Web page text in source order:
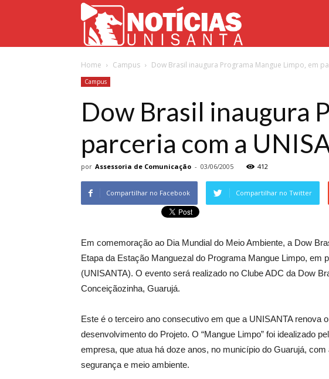
Unisanta
Home Campus Dow Brasil inaugura Programa Mangue Limpo, em
Campus
Dow Brasil inaugura
parceria com a
por Assessoria de Comunicação - 03/06/2005 412
Compartilhar no Facebook Compartilhar no Twitter
Em comemoração ao Dia Mundial do Meio Ambiente, a Dow
Etapa da Estação Manguezal do Programa Mangue Limpo, em
(UNISANTA). O evento será realizado no Clube ADC da Dow
Conceiçãozinha, Guarujá.
Este é o terceiro ano consecutivo em que a UNISANTA renova
desenvolvimento do Projeto. O “Mangue Limpo” foi idealizado
empresa, que atua há doze anos, no município do Guarujá,
segurança e meio ambiente.